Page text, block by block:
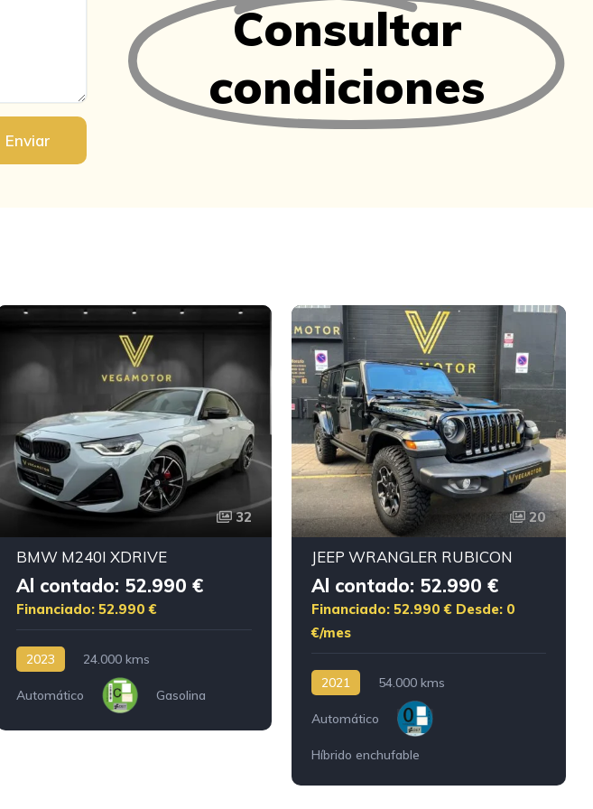
Enviar
Consultar
condiciones
32
BMW M240I XDRIVE
Al contado: 52.990 €
Financiado: 52.990 €
2023 24.000 kms
Automático Gasolina
20
JEEP WRANGLER RUBICON
Al contado: 52.990 €
Financiado: 52.990 € Desde: 0
€/mes
2021 54.000 kms
Automático
Híbrido enchufable